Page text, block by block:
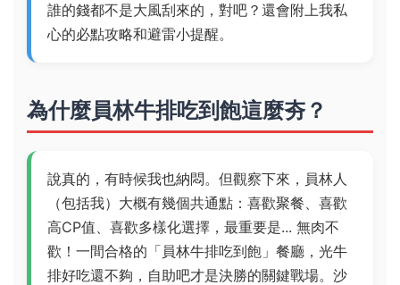
誰的錢都不是大風刮來的，對吧？還會附上我私
心的必點攻略和避雷小提醒。
為什麼員林牛排吃到飽這麼夯？
說真的，有時候我也納悶。但觀察下來，員林人
（包括我）大概有幾個共通點：喜歡聚餐、喜歡
高CP值、喜歡多樣化選擇，最重要是... 無肉不
歡！一間合格的「員林牛排吃到飽」餐廳，光牛
排好吃還不夠，自助吧才是決勝的關鍵戰場。沙